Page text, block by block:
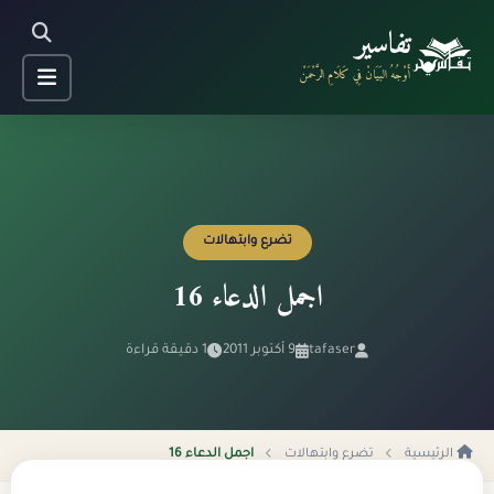
تفاسير
أَوْجُهُ البَيَانْ فِي كَلَامِ الرَّحْمَنْ
تضرع وابتهالات
اجمل الدعاء 16
tafaser 9 أكتوبر 2011 1 دقيقة قراءة
الرئيسية تضرع وابتهالات اجمل الدعاء 16